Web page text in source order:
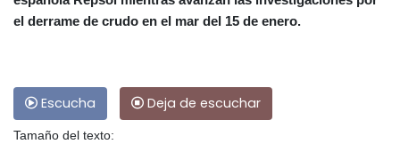
el derrame de crudo en el mar del 15 de enero.
Escucha Deja de escuchar
Tamaño del texto: